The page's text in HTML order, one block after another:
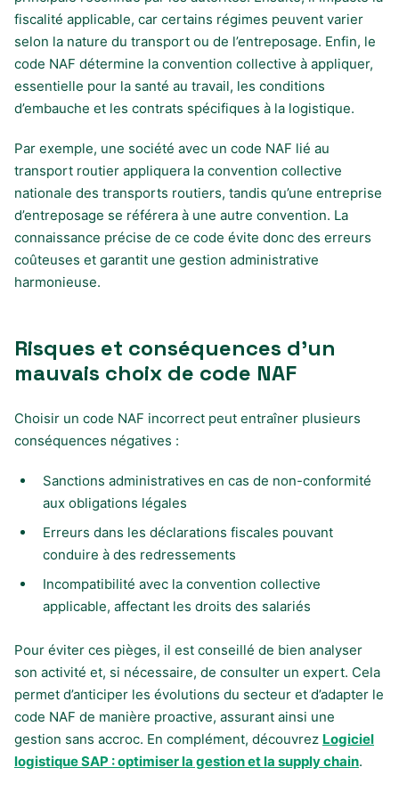
fiscalité applicable, car certains régimes peuvent varier
selon la nature du transport ou de l’entreposage. Enfin, le
code NAF détermine la convention collective à appliquer,
essentielle pour la santé au travail, les conditions
d’embauche et les contrats spécifiques à la logistique.
Par exemple, une société avec un code NAF lié au
transport routier appliquera la convention collective
nationale des transports routiers, tandis qu’une entreprise
d’entreposage se référera à une autre convention. La
connaissance précise de ce code évite donc des erreurs
coûteuses et garantit une gestion administrative
harmonieuse.
Risques et conséquences d’un
mauvais choix de code NAF
Choisir un code NAF incorrect peut entraîner plusieurs
conséquences négatives :
Sanctions administratives en cas de non-conformité
aux obligations légales
Erreurs dans les déclarations fiscales pouvant
conduire à des redressements
Incompatibilité avec la convention collective
applicable, affectant les droits des salariés
Pour éviter ces pièges, il est conseillé de bien analyser
son activité et, si nécessaire, de consulter un expert. Cela
permet d’anticiper les évolutions du secteur et d’adapter le
code NAF de manière proactive, assurant ainsi une
gestion sans accroc. En complément, découvrez Logiciel
logistique SAP : optimiser la gestion et la supply chain.